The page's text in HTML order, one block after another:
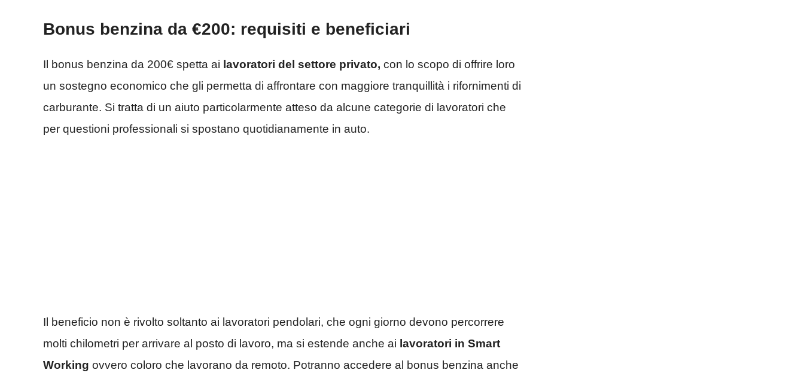
Bonus benzina da €200: requisiti e beneficiari
Il bonus benzina da 200€ spetta ai lavoratori del settore privato, con lo scopo di offrire loro
un sostegno economico che gli permetta di affrontare con maggiore tranquillità i rifornimenti di
carburante. Si tratta di un aiuto particolarmente atteso da alcune categorie di lavoratori che
per questioni professionali si spostano quotidianamente in auto.
Il beneficio non è rivolto soltanto ai lavoratori pendolari, che ogni giorno devono percorrere
molti chilometri per arrivare al posto di lavoro, ma si estende anche ai lavoratori in Smart
Working ovvero coloro che lavorano da remoto. Potranno accedere al bonus benzina anche